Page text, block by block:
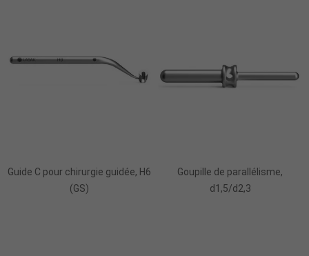
Guide C pour chirurgie guidée, H6
(GS)
Goupille de parallélisme,
d1,5/d2,3